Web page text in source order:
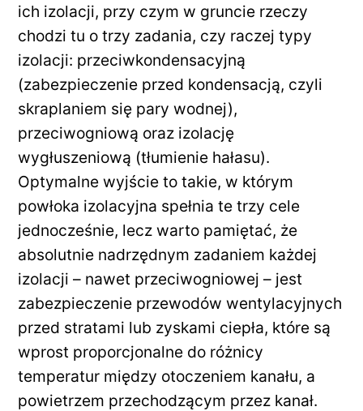
ich izolacji, przy czym w gruncie rzeczy
chodzi tu o trzy zadania, czy raczej typy
izolacji: przeciwkondensacyjną
(zabezpieczenie przed kondensacją, czyli
skraplaniem się pary wodnej),
przeciwogniową oraz izolację
wygłuszeniową (tłumienie hałasu).
Optymalne wyjście to takie, w którym
powłoka izolacyjna spełnia te trzy cele
jednocześnie, lecz warto pamiętać, że
absolutnie nadrzędnym zadaniem każdej
izolacji – nawet przeciwogniowej – jest
zabezpieczenie przewodów wentylacyjnych
przed stratami lub zyskami ciepła, które są
wprost proporcjonalne do różnicy
temperatur między otoczeniem kanału, a
powietrzem przechodzącym przez kanał.